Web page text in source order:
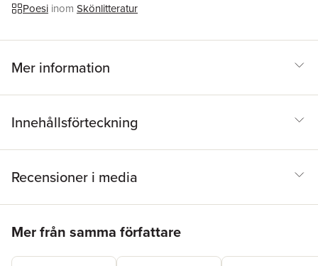
Poesi inom Skönlitteratur
Mer information
Innehållsförteckning
Recensioner i media
Mer från samma författare